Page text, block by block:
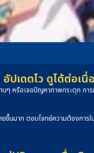
เดตไว ดูได้ต่อเนื่
ๆ หรือเจอปัญหาภาพกระตุก ก
มาก ตอบโจทย์ความต้องการ